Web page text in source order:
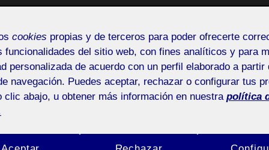
DE INCIDENCIAS O SUGERENCIAS
cookies propias y de terceros para poder ofrecerte
funcionalidades del sitio web, con fines analíticos y para
personalizada de acuerdo con un perfil elaborado a partir
navegación. Puedes aceptar, rechazar o configurar tus
clic abajo, u obtener más información en nuestra política